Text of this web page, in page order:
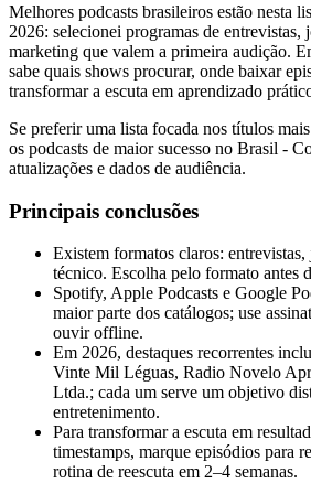
Melhores podcasts brasileiros estão nesta
2026: selecionei programas de entrevistas,
marketing que valem a primeira audição.
sabe quais shows procurar, onde baixar
transformar a escuta em aprendizado
Se preferir uma lista focada nos títulos
os podcasts de maior sucesso no Brasil -
atualizações e dados de audiência.
Principais conclusões
Existem formatos claros:
técnico. Escolha pelo formato antes
Spotify, Apple Podcasts e Google
maior parte dos catálogos; use
ouvir offline.
Em 2026, destaques recorrentes
Vinte Mil Léguas, Radio Novelo
Ltda.; cada um serve um objetivo
entretenimento.
Para transformar a escuta em
timestamps, marque episódios para
rotina de reescuta em 2–4 semanas.